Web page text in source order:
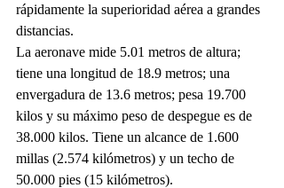
rápidamente la superioridad aérea a grandes
distancias.
La aeronave mide 5.01 metros de altura;
tiene una longitud de 18.9 metros; una
envergadura de 13.6 metros; pesa 19.700
kilos y su máximo peso de despegue es de
38.000 kilos. Tiene un alcance de 1.600
millas (2.574 kilómetros) y un techo de
50.000 pies (15 kilómetros).